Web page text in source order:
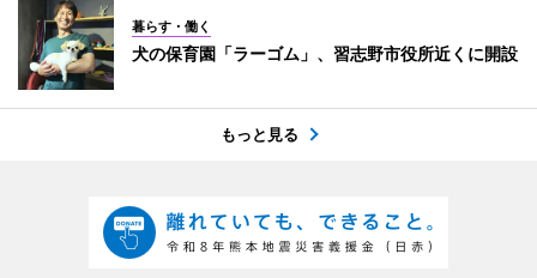
暮らす・働く
犬の保育園「ラーゴム」、習志野市役所近くに開設
もっと見る